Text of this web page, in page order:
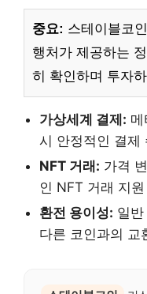
중요: 스테이블코
행처가 제공하는
히 확인하며 투자
가상세계 결제:
시 안정적인 결제
NFT 거래: 가격
인 NFT 거래 지원
환전 용이성: 일
다른 코인과의 교